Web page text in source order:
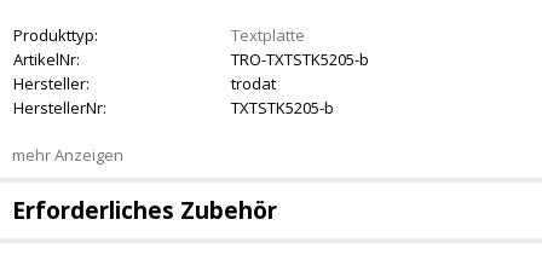
Produkttyp:
Textplatte
ArtikelNr:
TRO-TXTSTK5205-b
Hersteller:
trodat
HerstellerNr:
TXTSTK5205-b
mehr Anzeigen
Erforderliches Zubehör